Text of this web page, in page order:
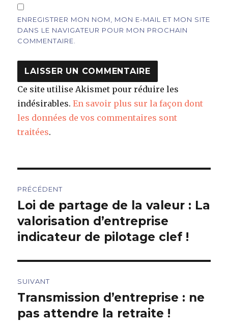
ENREGISTRER MON NOM, MON E-MAIL ET MON SITE
DANS LE NAVIGATEUR POUR MON PROCHAIN
COMMENTAIRE.
Ce site utilise Akismet pour réduire les
indésirables.En savoir plus sur la façon dont
les données de vos commentaires sont
traitées.
de
l’article
PRÉCÉDENT
Article
précédent :
Loi de partage de la valeur : La
valorisation d’entreprise
indicateur de pilotage clef !
SUIVANT
Article
suivant :
Transmission d’entreprise : ne
pas attendre la retraite !